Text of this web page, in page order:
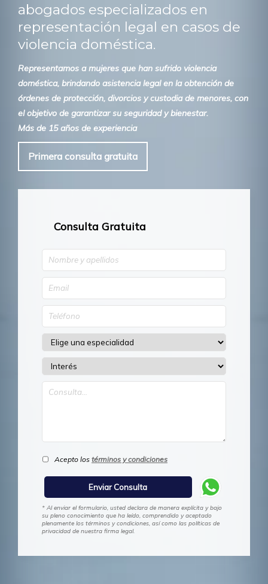
abogados especializados en
representación legal en casos de
violencia doméstica.
Representamos a mujeres que han sufrido violencia
doméstica, brindando asistencia legal en la obtención de
órdenes de protección, divorcios y custodia de menores, con
el objetivo de garantizar su seguridad y bienestar.
Más de 15 años de experiencia
Primera consulta gratuita
Consulta Gratuita
Acepto los términos y condiciones
* Al enviar el formulario, usted declara de manera explícita y bajo
su pleno conocimiento que ha leído, comprendido y aceptado
plenamente los términos y condiciones, así como las políticas de
privacidad de nuestra firma legal.